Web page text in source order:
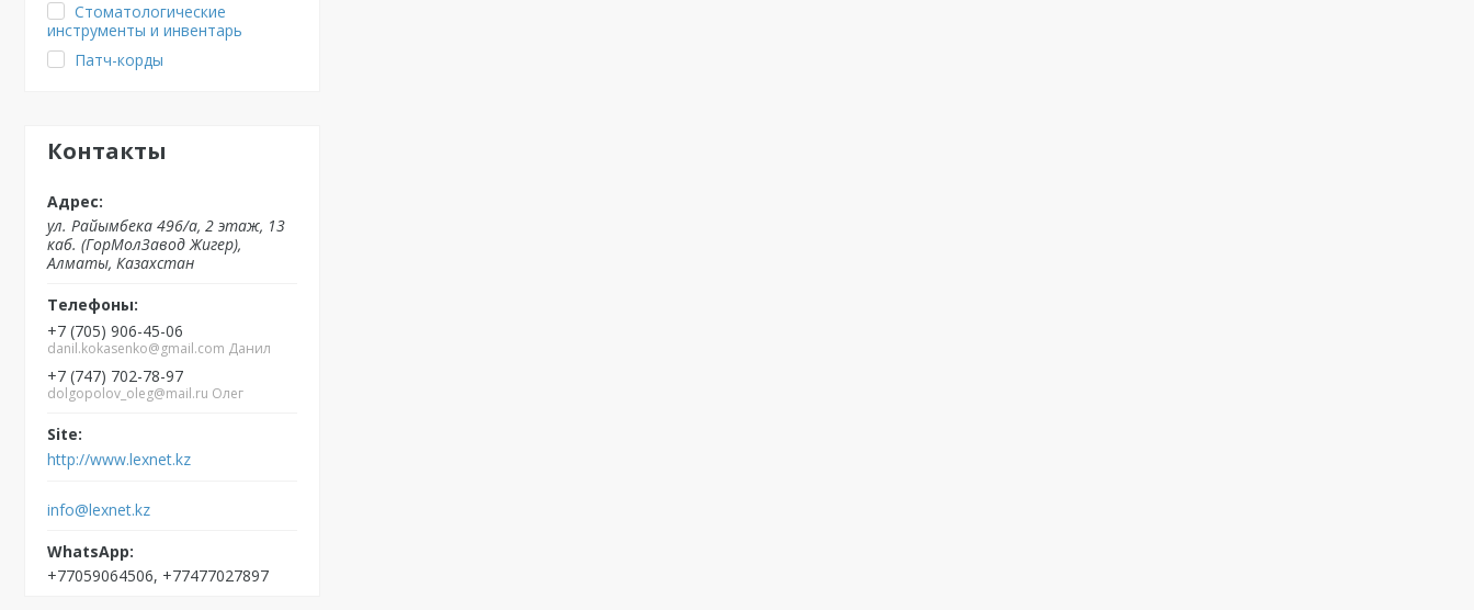
Стоматологические
инструменты и инвентарь
Патч-корды
Контакты
ул. Райымбека 496/а, 2 этаж, 13
каб. (ГорМолЗавод Жигер),
Алматы, Казахстан
+7 (705) 906-45-06
danil.kokasenko@gmail.com Данил
+7 (747) 702-78-97
dolgopolov_oleg@mail.ru Олег
http://www.lexnet.kz
info@lexnet.kz
+77059064506, +77477027897